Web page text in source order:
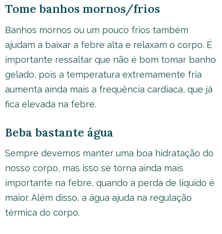
Tome banhos mornos/frios
Banhos mornos ou um pouco frios também
ajudam a baixar a febre alta e relaxam o corpo. É
importante ressaltar que não é bom tomar banho
gelado, pois a temperatura extremamente fria
aumenta ainda mais a frequência cardíaca, que já
fica elevada na febre.
Beba bastante água
Sempre devemos manter uma boa hidratação do
nosso corpo, mas isso se torna ainda mais
importante na febre, quando a perda de líquido é
maior. Além disso, a água ajuda na regulação
térmica do corpo.